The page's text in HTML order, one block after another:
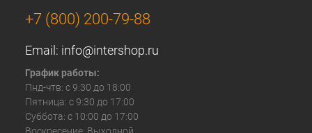
+7 (800) 200-79-88
Email: info@intershop.ru
График работы:
Пнд-чтв: с 9:30 до 18:00
Пятница: с 9:30 до 17:00
Суббота: с 10:00 до 17:00